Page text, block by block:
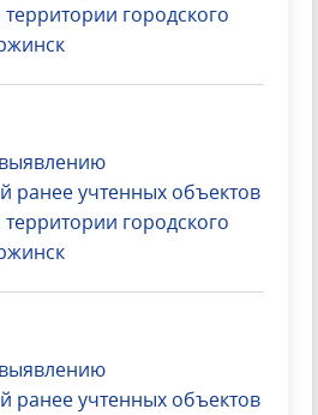
городского
ранее учтенных объектов
городского
ранее учтенных объектов